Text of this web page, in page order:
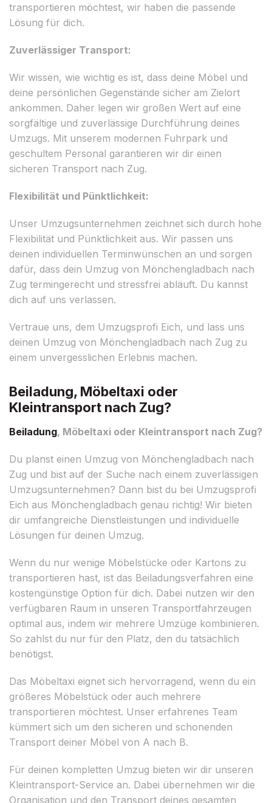
transportieren möchtest, wir haben die passende
Lösung für dich.
Zuverlässiger Transport:
Wir wissen, wie wichtig es ist, dass deine Möbel und
deine persönlichen Gegenstände sicher am Zielort
ankommen. Daher legen wir großen Wert auf eine
sorgfältige und zuverlässige Durchführung deines
Umzugs. Mit unserem modernen Fuhrpark und
geschultem Personal garantieren wir dir einen
sicheren Transport nach Zug.
Flexibilität und Pünktlichkeit:
Unser Umzugsunternehmen zeichnet sich durch hohe
Flexibilität und Pünktlichkeit aus. Wir passen uns
deinen individuellen Terminwünschen an und sorgen
dafür, dass dein Umzug von Mönchengladbach nach
Zug termingerecht und stressfrei abläuft. Du kannst
dich auf uns verlassen.
Vertraue uns, dem Umzugsprofi Eich, und lass uns
deinen Umzug von Mönchengladbach nach Zug zu
einem unvergesslichen Erlebnis machen.
Beiladung, Möbeltaxi oder
Kleintransport nach Zug?
Beiladung, Möbeltaxi oder Kleintransport nach Zug?
Du planst einen Umzug von Mönchengladbach nach
Zug und bist auf der Suche nach einem zuverlässigen
Umzugsunternehmen? Dann bist du bei Umzugsprofi
Eich aus Mönchengladbach genau richtig! Wir bieten
dir umfangreiche Dienstleistungen und individuelle
Lösungen für deinen Umzug.
Wenn du nur wenige Möbelstücke oder Kartons zu
transportieren hast, ist das Beiladungsverfahren eine
kostengünstige Option für dich. Dabei nutzen wir den
verfügbaren Raum in unseren Transportfahrzeugen
optimal aus, indem wir mehrere Umzüge kombinieren.
So zahlst du nur für den Platz, den du tatsächlich
benötigst.
Das Möbeltaxi eignet sich hervorragend, wenn du ein
größeres Möbelstück oder auch mehrere
transportieren möchtest. Unser erfahrenes Team
kümmert sich um den sicheren und schonenden
Transport deiner Möbel von A nach B.
Für deinen kompletten Umzug bieten wir dir unseren
Kleintransport-Service an. Dabei übernehmen wir die
Organisation und den Transport deines gesamten